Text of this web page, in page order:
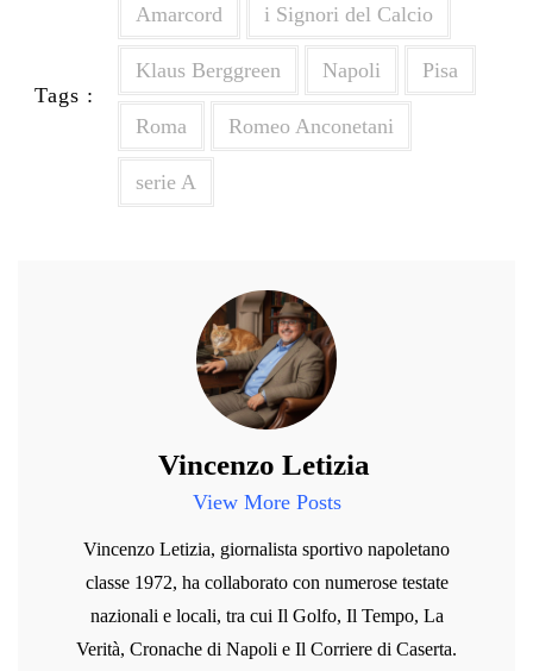
Tags :
Amarcord i Signori del Calcio
Klaus Berggreen Napoli Pisa
Roma Romeo Anconetani
serie A
Vincenzo Letizia
View More Posts
Vincenzo Letizia, giornalista sportivo napoletano
classe 1972, ha collaborato con numerose testate
nazionali e locali, tra cui Il Golfo, Il Tempo, La
Verità, Cronache di Napoli e Il Corriere di Caserta.